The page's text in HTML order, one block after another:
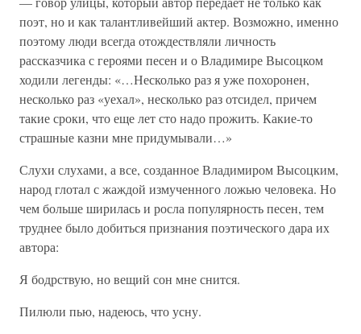
поэт, но и как талантливейший актер. Возможно, именно
поэтому люди всегда отождествляли личность
рассказчика с героями песен и о Владимире Высоцком
ходили легенды: «…Несколько раз я уже похоронен,
несколько раз «уехал», несколько раз отсидел, причем
такие сроки, что еще лет сто надо прожить. Какие-то
страшные казни мне придумывали…»
Слухи слухами, а все, созданное Владимиром Высоцким,
народ глотал с жаждой измученного ложью человека. Но
чем больше ширилась и росла популярность песен, тем
труднее было добиться признания поэтического дара их
автора:
Я бодрствую, но вещий сон мне снится.
Пилюли пью, надеюсь, что усну.